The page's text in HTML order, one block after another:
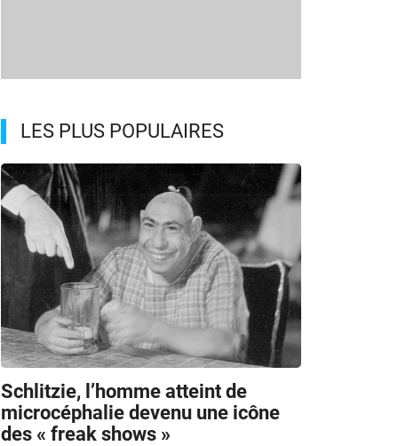
LES PLUS POPULAIRES
Schlitzie, l’homme atteint de
microcéphalie devenu une icône
des « freak shows »